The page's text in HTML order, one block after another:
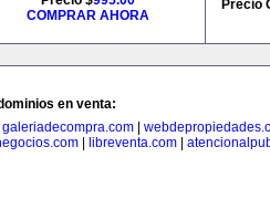
COMPRAR AHORA
Precio
en venta:
galeriadecompra.com|
libreventa.com